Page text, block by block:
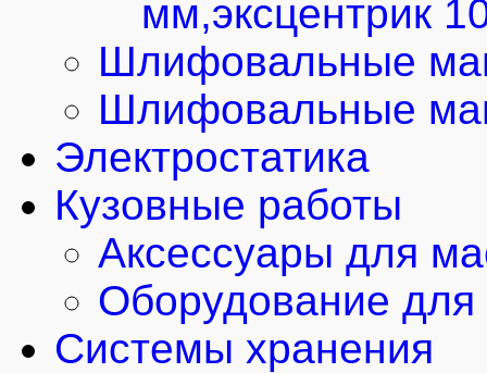
мм,эксцентрик
Шлифовальные
Шлифовальные
Электростатика
Кузовные работы
Аксессуары для
Оборудование для
Системы хранения